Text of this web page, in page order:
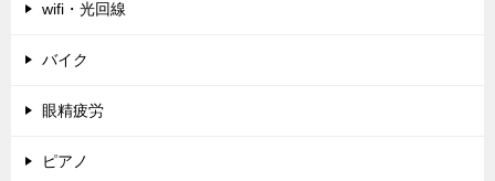
wifi・光回線
バイク
眼精疲労
ピアノ